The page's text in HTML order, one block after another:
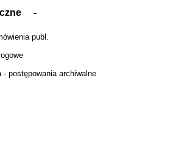
publ.
- postępowania archiwalne